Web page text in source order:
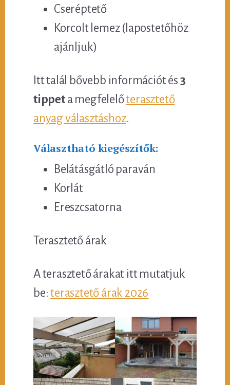
Cseréptető
Korcolt lemez (lapostetőhöz
ajánljuk)
Itt talál bővebb információt és 3
tippeta megfelelőterasztető
anyag választáshoz.
Választható kiegészítők:
Belátásgátló paraván
Korlát
Ereszcsatorna
Terasztető árak
A terasztető árakat itt mutatjuk
be:terasztető árak 2026